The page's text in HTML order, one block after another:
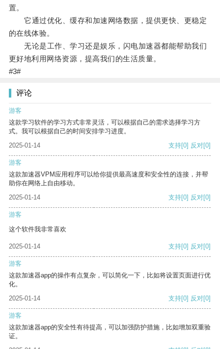
置。
它通过优化、缓存和加速网络数据，提供更快、更稳定
的在线体验。
无论是工作、学习还是娱乐，闪电加速器都能帮助我们
更好地利用网络资源，提高我们的生活质量。
#3#
评论
游客
这款学习软件的学习方式非常灵活，可以根据自己的需求选择学习方
式。我可以根据自己的时间安排学习进度。
2025-01-14
支持[0] 反对[0]
游客
这款加速器VPM应用程序可以给你提供最高速度和安全性的连接，并帮
助你在网络上自由移动。
2025-01-14
支持[0] 反对[0]
游客
这个软件我非常喜欢
2025-01-14 支持[0] 反对[0]
游客
这款加速器app的操作有点复杂，可以简化一下，比如将设置页面进行优
化。
2025-01-14
支持[0] 反对[0]
游客
这款加速器app的安全性有待提高，可以加强防护措施，比如增加双重验
证。